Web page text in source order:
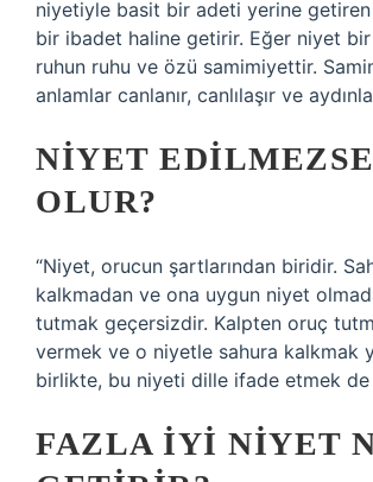
niyetiyle basit bir adeti yerine
bir ibadet haline getirir. Eğer niyet
ruhun ruhu ve özü samimiyettir.
anlamlar canlanır, canlılaşır ve
NIYET
OLUR?
“Niyet, orucun şartlarından biridir.
kalkmadan ve ona uygun niyet
tutmak geçersizdir. Kalpten oruç
vermek ve o niyetle sahura kalkmak
birlikte, bu niyeti dille ifade etmek de
FAZLA IYI NIYET